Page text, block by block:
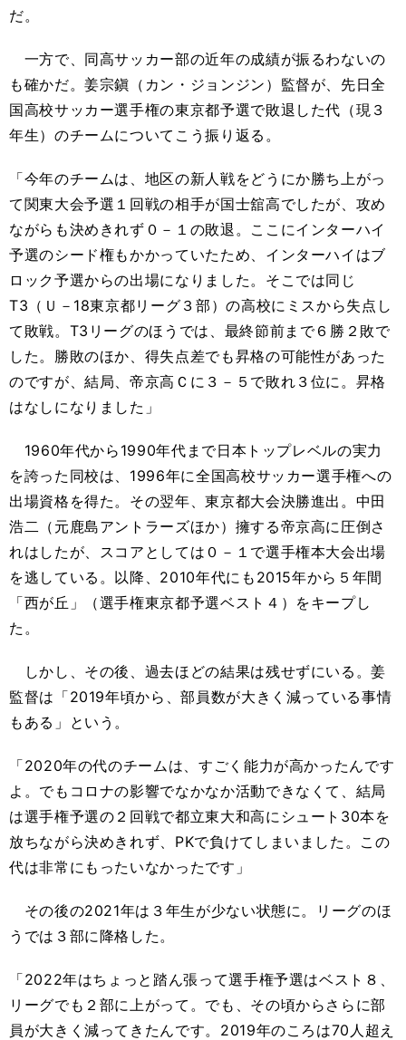
だ。
一方で、同高サッカー部の近年の成績が振るわないの
も確かだ。姜宗鎭（カン・ジョンジン）監督が、先日全
国高校サッカー選手権の東京都予選で敗退した代（現３
年生）のチームについてこう振り返る。
「今年のチームは、地区の新人戦をどうにか勝ち上がっ
て関東大会予選１回戦の相手が国士舘高でしたが、攻め
ながらも決めきれず０－１の敗退。ここにインターハイ
予選のシード権もかかっていたため、インターハイはブ
ロック予選からの出場になりました。そこでは同じ
T3（Ｕ－18東京都リーグ３部）の高校にミスから失点し
て敗戦。T3リーグのほうでは、最終節前まで６勝２敗で
した。勝敗のほか、得失点差でも昇格の可能性があった
のですが、結局、帝京高Ｃに３－５で敗れ３位に。昇格
はなしになりました」
1960年代から1990年代まで日本トップレベルの実力
を誇った同校は、1996年に全国高校サッカー選手権への
出場資格を得た。その翌年、東京都大会決勝進出。中田
浩二（元鹿島アントラーズほか）擁する帝京高に圧倒さ
れはしたが、スコアとしては０－１で選手権本大会出場
を逃している。以降、2010年代にも2015年から５年間
「西が丘」（選手権東京都予選ベスト４）をキープし
た。
しかし、その後、過去ほどの結果は残せずにいる。姜
監督は「2019年頃から、部員数が大きく減っている事情
もある」という。
「2020年の代のチームは、すごく能力が高かったんです
よ。でもコロナの影響でなかなか活動できなくて、結局
は選手権予選の２回戦で都立東大和高にシュート30本を
放ちながら決めきれず、PKで負けてしまいました。この
代は非常にもったいなかったです」
その後の2021年は３年生が少ない状態に。リーグのほ
うでは３部に降格した。
「2022年はちょっと踏ん張って選手権予選はベスト８、
リーグでも２部に上がって。でも、その頃からさらに部
員が大きく減ってきたんです。2019年のころは70人超え